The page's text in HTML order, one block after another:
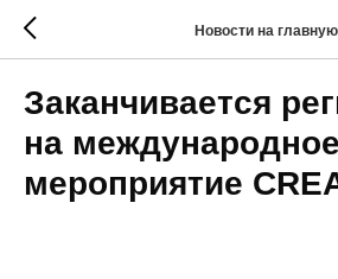
Новости на главную
Заканчивается
на международное
мероприятие